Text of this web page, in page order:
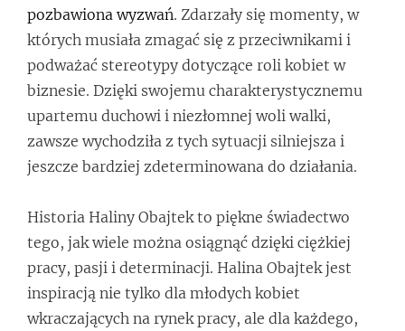
pozbawiona wyzwań. Zdarzały się momenty, w
których musiała zmagać się z przeciwnikami i
podważać stereotypy dotyczące roli kobiet w
biznesie. Dzięki swojemu charakterystycznemu
upartemu duchowi i niezłomnej woli walki,
zawsze wychodziła z tych sytuacji silniejsza i
jeszcze bardziej zdeterminowana do działania.
Historia Haliny Obajtek to piękne świadectwo
tego, jak wiele można osiągnąć dzięki ciężkiej
pracy, pasji i determinacji. Halina Obajtek jest
inspiracją nie tylko dla młodych kobiet
wkraczających na rynek pracy, ale dla każdego,